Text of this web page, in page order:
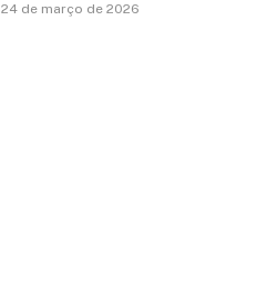
24 de março de 2026